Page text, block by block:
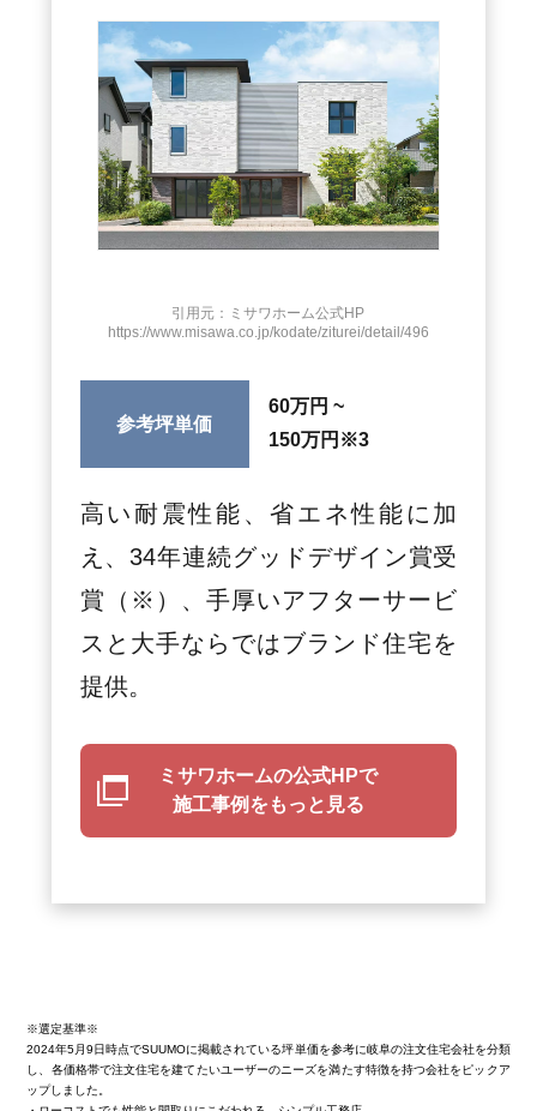
引用元：ミサワホーム公式HP
https://www.misawa.co.jp/kodate/ziturei/detail/496
参考坪単価
60万円 ~
150万円 ※3
高い耐震性能、省エネ性能に加
え、34年連続グッドデザイン賞受
賞（※）、手厚いアフターサービ
スと大手ならではブランド住宅を
提供。
ミサワホームの公式HPで
施工事例をもっと見る
※選定基準※
2024年5月9日時点でSUUMOに掲載されている坪単価を参考に岐阜の注文住宅会社を分類
し、各価格帯で注文住宅を建てたいユーザーのニーズを満たす特徴を持つ会社をピックア
ップしました。